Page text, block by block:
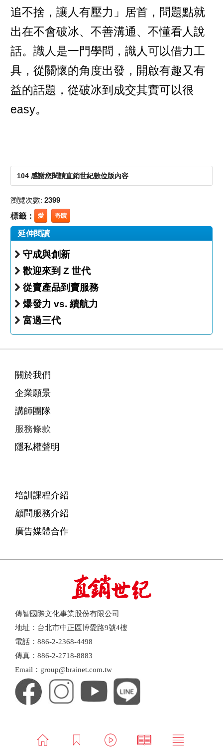
追不捨，讓人有壓力」居首，問題點就
出在不會破冰、不善溝通、不懂看人說
話。識人是一門學問，識人可以借力工
具，從關懷的角度出發，開啟有趣又有
益的話題，從破冰到成交其實可以很
easy。
104 感謝您閱讀直銷世紀數位版內容
瀏覽次數: 2399
標籤： 愛 奇蹟
延伸閱讀
守成與創新
歡迎來到 Z 世代
從賣產品到賣服務
爆發力 vs. 續航力
富過三代
關於我們
企業願景
講師團隊
服務條款
隱私權聲明
培訓課程介紹
顧問服務介紹
廣告媒體合作
傳智國際文化事業股份有限公司
地址：台北市中正區博愛路9號4樓
電話：886-2-2368-4498
傳真：886-2-2718-8883
Email：group@brainet.com.tw